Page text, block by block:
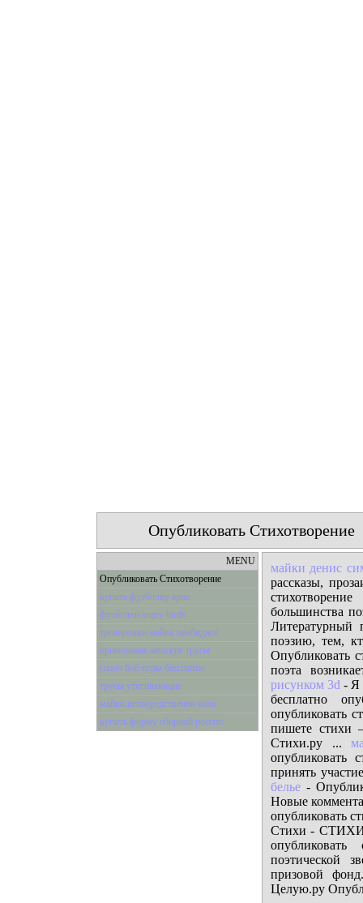
Опубликовать Стихотворение
MENU
Опубликовать Стихотворение
купить футболку ария
футболки angry birds
тренировки майка замбидиса
прикольные женские трусы
спанч боб игры бесплатно
трусы утягивающие
майки непосредственно каха
купить форму сборной россии
майки денис
рассказы,
большинства
Литературный
поэзию, тем,
Опубликовать
поэта
рисунком 3d - Я
бесплатно
опубликовать
пишете стихи
Стихи.ру ...
опубликовать
принять
белье -
Новые
опубликовать
Стихи -
поэтической
призовой
Целую.ру